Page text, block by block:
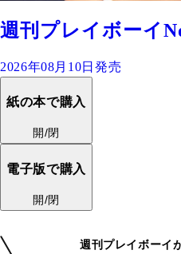
週刊プレイボーイ
2026年08月10日発売
紙の本で購入
開/閉
電子版で購入
開/閉
週刊プレイボーイ